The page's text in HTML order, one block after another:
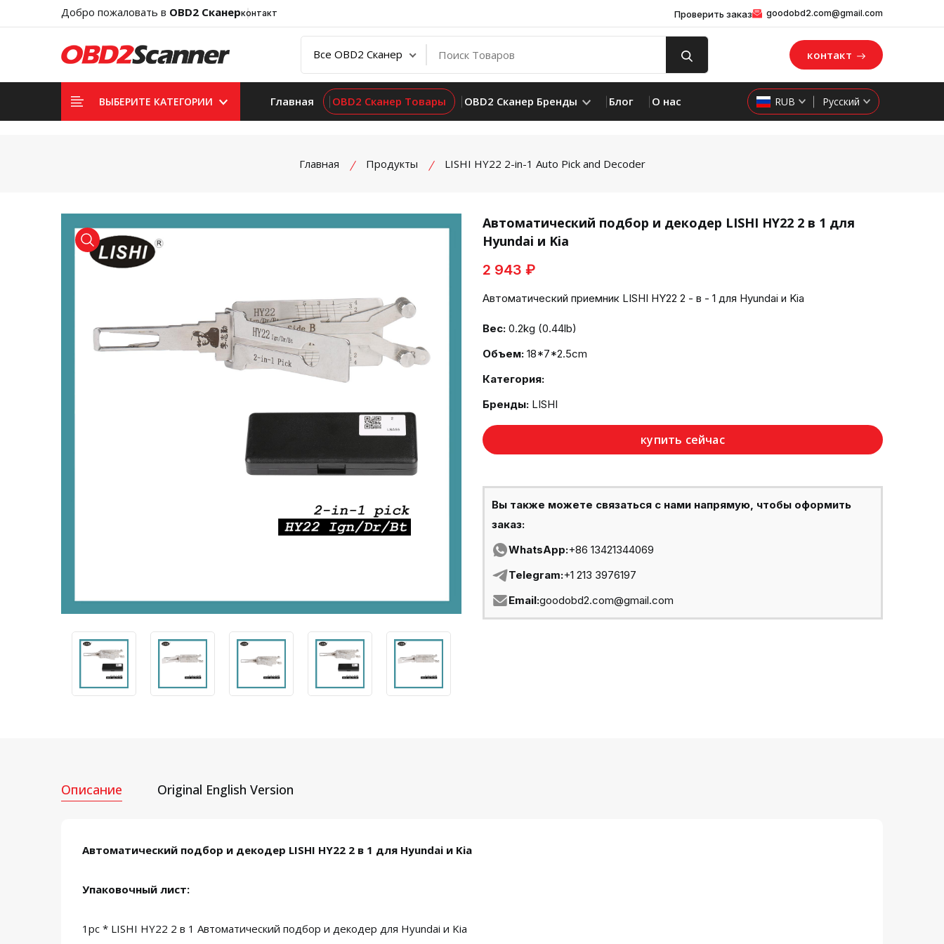
Добро пожаловать в OBD2 Сканерконтакт Проверить заказ goodobd2.com@gmail.com
контакт
ВЫБЕРИТЕ КАТЕГОРИИ Главная OBD2 Сканер Товары OBD2 Сканер Бренды Блог О нас RUB Русский
Главная Продукты LISHI HY22 2-in-1 Auto Pick and Decoder
product view
Автоматический подбор и декодер LISHI HY22 2 в 1 для
Hyundai и Kia
2 943 ₽
Автоматический приемник LISHI HY22 2 - в - 1 для Hyundai и Kia
Вес: 0.2kg (0.44lb)
Объем: 18*7*2.5cm
Категория:
Бренды: LISHI
купить сейчас
Вы также можете связаться с нами напрямую, чтобы оформить
заказ:
WhatsApp:+86 13421344069
Telegram:+1 213 3976197
Email:goodobd2.com@gmail.com
Описание Original English Version
Автоматический подбор и декодер LISHI HY22 2 в 1 для Hyundai и Kia
Упаковочный лист:
1pc * LISHI HY22 2 в 1 Автоматический подбор и декодер для Hyundai и Kia